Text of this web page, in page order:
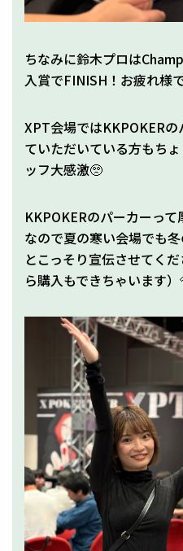
ちなみに鈴木プロは
入賞でFINISH！お疲れ様
XPT会場ではKKPOKER
ていただいている方もち
ッフ大感激🥺
KKPOKERのパーカーっ
なので夏の寒い会場でも
とこっそり宣伝させてく
ら購入もできちゃいます